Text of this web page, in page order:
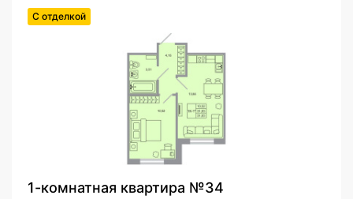
С отделкой
1-комнатная квартира №34